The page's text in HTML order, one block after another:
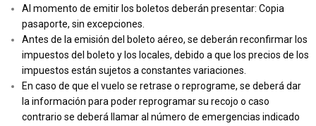
Al momento de emitir los boletos deberán presentar: Copia
pasaporte, sin excepciones.
Antes de la emisión del boleto aéreo, se deberán reconfirmar los
impuestos del boleto y los locales, debido a que los precios de los
impuestos están sujetos a constantes variaciones.
En caso de que el vuelo se retrase o reprograme, se deberá dar
la información para poder reprogramar su recojo o caso
contrario se deberá llamar al número de emergencias indicado